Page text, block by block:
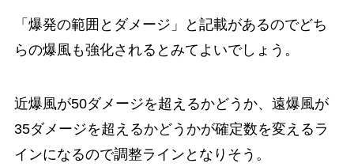
「爆発の範囲とダメージ」と記載があるのでどち
らの爆風も強化されるとみてよいでしょう。
近爆風が50ダメージを超えるかどうか、遠爆風が
35ダメージを超えるかどうかが確定数を変えるラ
インになるので調整ラインとなりそう。